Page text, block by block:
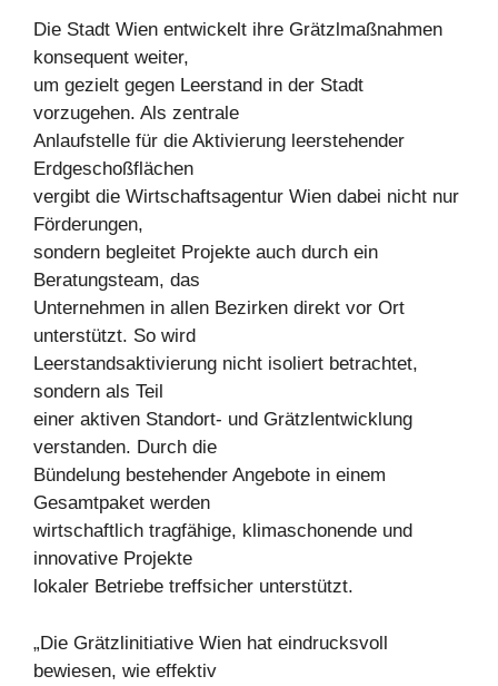
Die Stadt Wien entwickelt ihre Grätzlmaßnahmen
konsequent weiter,
um gezielt gegen Leerstand in der Stadt
vorzugehen. Als zentrale
Anlaufstelle für die Aktivierung leerstehender
Erdgeschoßflächen
vergibt die Wirtschaftsagentur Wien dabei nicht nur
Förderungen,
sondern begleitet Projekte auch durch ein
Beratungsteam, das
Unternehmen in allen Bezirken direkt vor Ort
unterstützt. So wird
Leerstandsaktivierung nicht isoliert betrachtet,
sondern als Teil
einer aktiven Standort- und Grätzlentwicklung
verstanden. Durch die
Bündelung bestehender Angebote in einem
Gesamtpaket werden
wirtschaftlich tragfähige, klimaschonende und
innovative Projekte
lokaler Betriebe treffsicher unterstützt.
„Die Grätzlinitiative Wien hat eindrucksvoll
bewiesen, wie effektiv